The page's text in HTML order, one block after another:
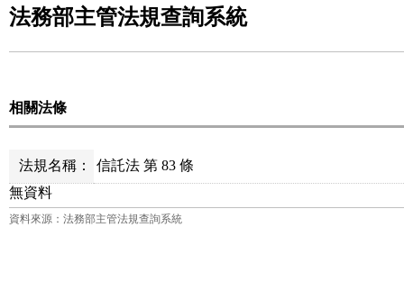
法務部主管法規查詢系統
相關法條
法規名稱：
信託法 第 83 條
無資料
資料來源：法務部主管法規查詢系統